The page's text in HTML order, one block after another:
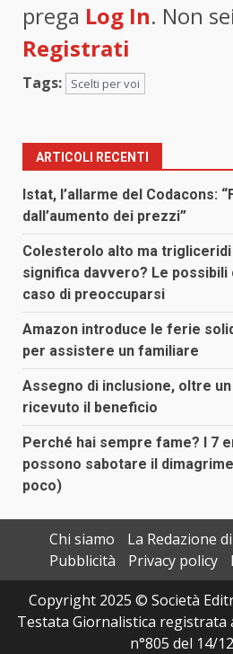
prega Log In. Non
Registrati
Tags: Scelti per voi
ARTICOLI RECENTI
Istat, l’allarme del Codacons:
dall’aumento dei prezzi”
Colesterolo alto ma
significa davvero? Le possibili
caso di preoccuparsi
Amazon introduce le ferie
per assistere un familiare
Assegno di inclusione, oltre
ricevuto il beneficio
Perché hai sempre fame? I 7
possono sabotare il
poco)
Chi siamo
La Redazione
Pubblicità
Privacy policy
Copyright 2025 © Società
Testata Giornalistica registrata
n°805 del 14/